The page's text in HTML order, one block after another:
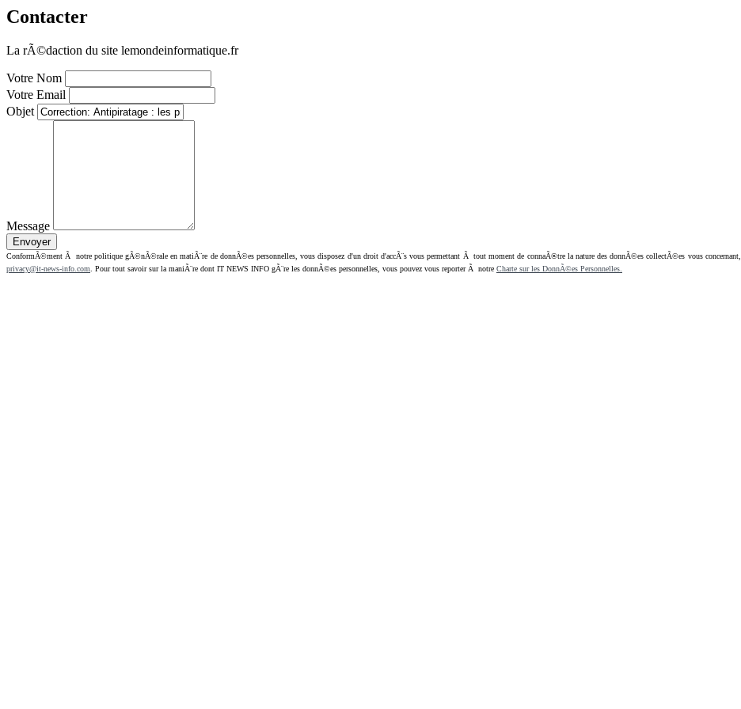
Contacter
La rÃ©daction du site lemondeinformatique.fr
Votre Nom
Votre Email
Objet
Message
ConformÃ©ment Ã notre politique gÃ©nÃ©rale en matiÃ¨re de donnÃ©es personnelles, vous disposez d'un droit d'accÃ¨s vous permettant Ã tout moment de connaÃ®tre la nature des donnÃ©es collectÃ©es vous
privacy@it-news-info.com . Pour tout savoir sur la maniÃ¨re dont IT NEWS INFO gÃ¨re les donnÃ©es personnelles, vous pouvez vous reporter Ã notre Charte sur les DonnÃ©es Personnelles.